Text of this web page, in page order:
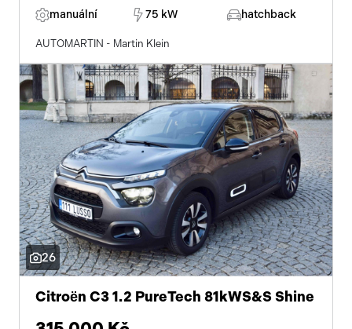
manuální
75 kW hatchback
AUTOMARTIN - Martin Klein
26
Citroën C3 1.2 PureTech 81kWS&S Shine